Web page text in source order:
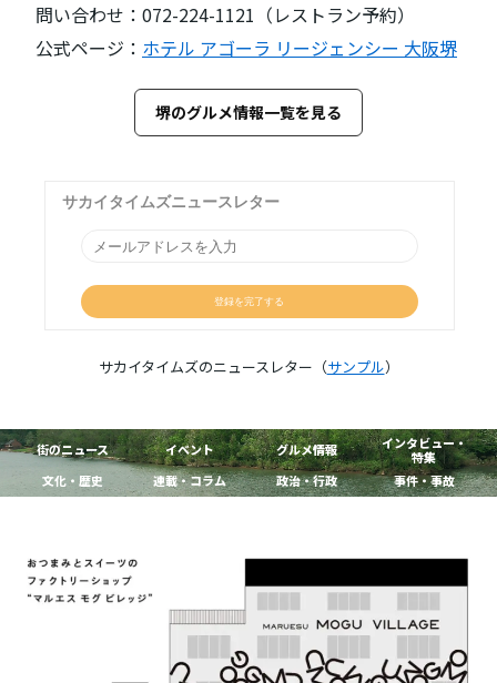
問い合わせ：072-224-1121（レストラン予約）
公式ページ： ホテル アゴーラ リージェンシー 大阪堺
堺のグルメ情報一覧を見る
サカイタイムズのニュースレター（サンプル）
街のニュース イベント グルメ情報
インタビュー・
特集
文化・歴史
連載・コラム 政治・行政 事件・事故